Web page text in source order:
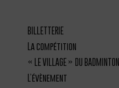
BILLETTERIE
La compétition
« LE VILLAGE » DU BADMINTON
L’évènement